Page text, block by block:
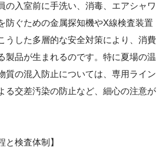
の入室前に手洗い、消毒、エアシャワ
防ぐための金属探知機やX線検査装置
うした多層的な安全対策により、消費
製品が生まれるのです。特に夏場の温
質の混入防止については、専用ライン
る交差汚染の防止など、細心の注意が
と検査体制】